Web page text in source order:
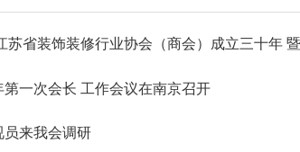
苏省装饰装修行业协会（商会）成立三十年
第一次会长 工作会议在南京召开
来我会调研